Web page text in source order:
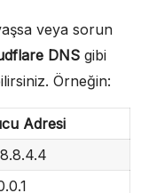
veya sorun
DNS gibi
Örneğin:
Adresi